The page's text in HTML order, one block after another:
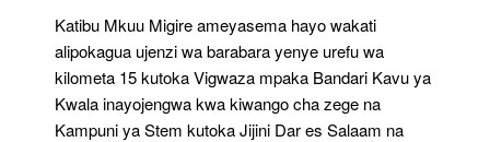
Katibu Mkuu Migire ameyasema hayo wakati
alipokagua ujenzi wa barabara yenye urefu wa
kilometa 15 kutoka Vigwaza mpaka Bandari Kavu ya
Kwala inayojengwa kwa kiwango cha zege na
Kampuni ya Stem kutoka Jijini Dar es Salaam na